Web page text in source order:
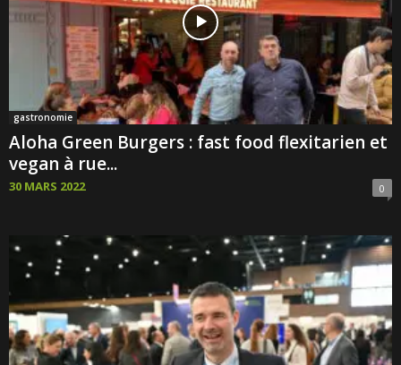
gastronomie
Aloha Green Burgers : fast food flexitarien et
vegan à rue...
30 MARS 2022 0